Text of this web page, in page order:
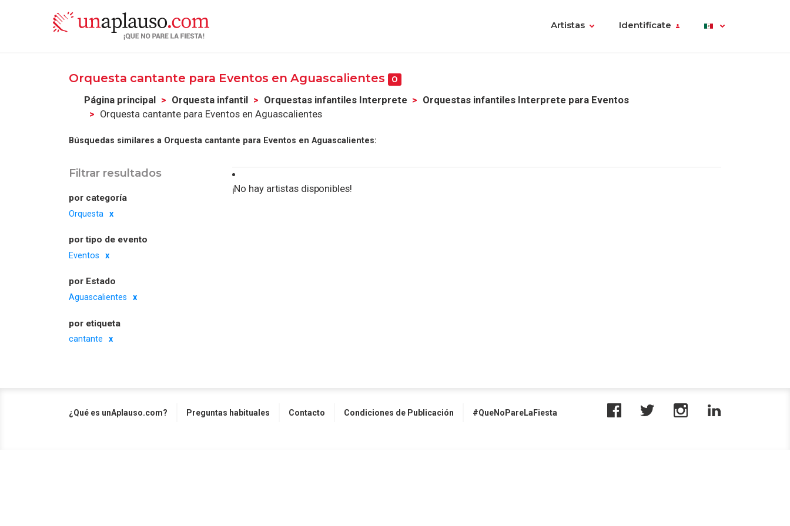
Artistas Identifícate
Orquesta cantante para Eventos en Aguascalientes 0
Página principal Orquesta infantil Orquestas infantiles Interprete
Orquestas infantiles Interprete para Eventos
Orquesta cantante para Eventos en Aguascalientes
Búsquedas similares a Orquesta cantante para Eventos en Aguascalientes:
Filtrar resultados
por categoría
Orquesta
por tipo de evento
Eventos
por Estado
Aguascalientes
por etiqueta
cantante
¡No hay artistas disponibles!
¿Qué es unAplauso.com? Preguntas habituales Contacto Condiciones de Publicación #QueNoPareLaFiesta